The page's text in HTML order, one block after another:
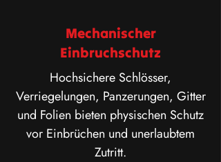
Mechanischer
Einbruchschutz
Hochsichere Schlösser,
Verriegelungen, Panzerungen, Gitter
und Folien bieten physischen Schutz
vor Einbrüchen und unerlaubtem
Zutritt.